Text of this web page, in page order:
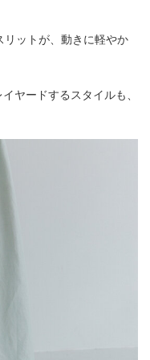
リットが、動きに軽やか
ヤードするスタイルも、